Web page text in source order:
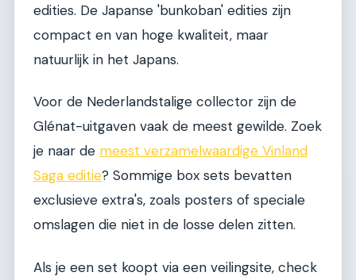
edities. De Japanse 'bunkoban' edities zijn
compact en van hoge kwaliteit, maar
natuurlijk in het Japans.
Voor de Nederlandstalige collector zijn de
Glénat-uitgaven vaak de meest gewilde. Zoek
je naar de meest verzamelwaardige Vinland
Saga editie? Sommige box sets bevatten
exclusieve extra's, zoals posters of speciale
omslagen die niet in de losse delen zitten.
Als je een set koopt via een veilingsite, check